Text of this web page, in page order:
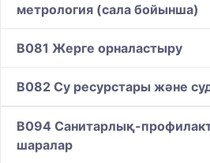
метрология (сала бойынша)
B081 Жерге орналастыру
B082 Су ресурстары және
B094 Санитарлық-
шаралар